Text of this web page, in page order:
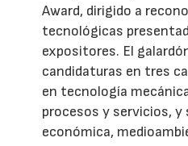
Award, dirigido a
tecnológicas
expositores. El
candidaturas en tres
en tecnología
procesos y servicios,
económica,